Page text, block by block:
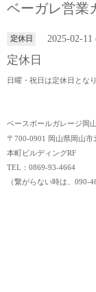
ベーガレ営業
定休日 2025-02-11
定休日
日曜・祝日は定休日とな
ベースボールガレージ岡山
〒700-0901 岡山県岡山市
本町ビルディングRF
TEL：0869-93-4664
（繋がらない時は、090-